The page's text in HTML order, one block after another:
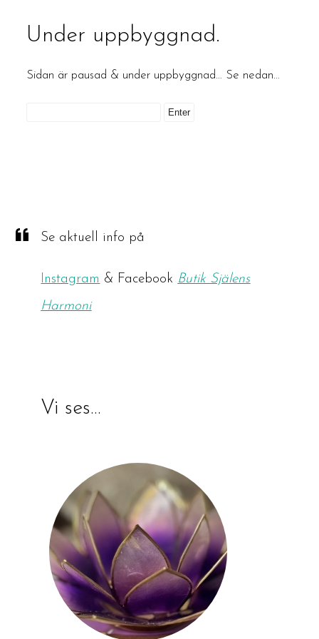
Under uppbyggnad.
Sidan är pausad & under uppbyggnad… Se nedan…
Se aktuell info på
Instagram & Facebook Butik Själens
Harmoni
Vi ses…